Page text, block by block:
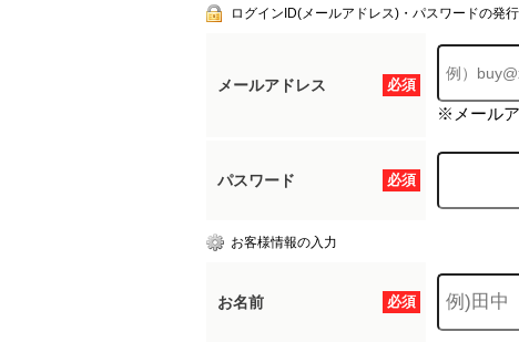
ログインID(メールアドレス)・パスワードの発行
必須
メールアドレス
※メールア
必須
パスワード
お客様情報の入力
必須
お名前